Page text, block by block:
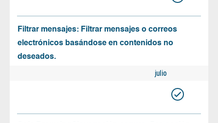
Filtrar mensajes: Filtrar mensajes o correos
electrónicos basándose en contenidos no
deseados.
julio